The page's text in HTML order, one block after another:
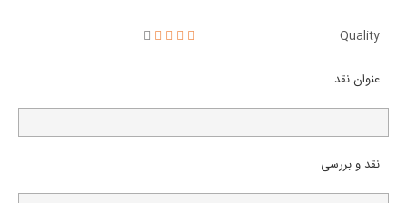
Quality
عنوان نقد
نقد و بررسی